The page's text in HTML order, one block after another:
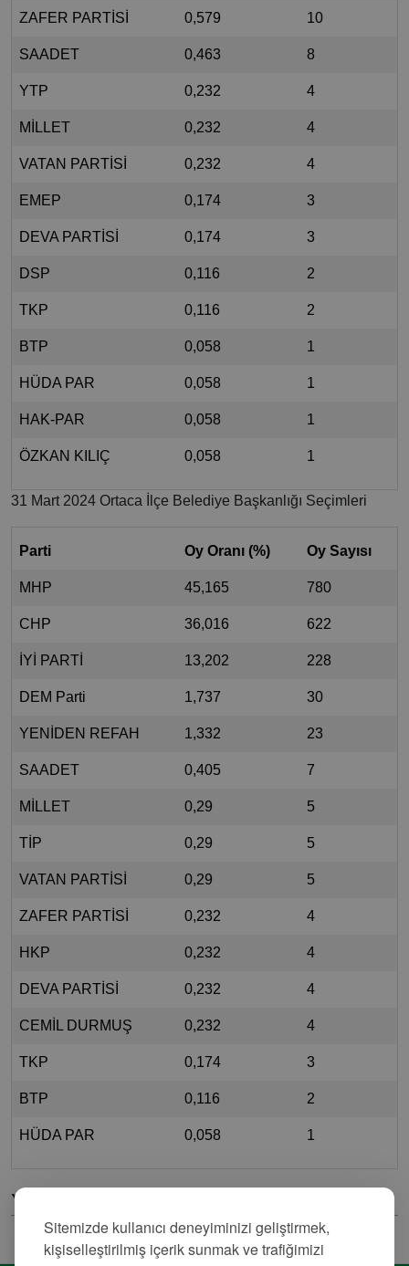
Sitemizde kullanıcı deneyiminizi geliştirmek,
kişiselleştirilmiş içerik sunmak ve trafiğimizi
ZAFER PARTİSİ 0,579 10
SAADET 0,463 8
YTP 0,232 4
MİLLET 0,232 4
VATAN PARTİSİ 0,232 4
EMEP 0,174 3
DEVA PARTİSİ 0,174 3
DSP 0,116 2
TKP 0,116 2
BTP 0,058 1
HÜDA PAR 0,058 1
HAK-PAR 0,058 1
ÖZKAN KILIÇ 0,058 1
31 Mart 2024 Ortaca İlçe Belediye Başkanlığı Seçimleri
Parti Oy Oranı (%) Oy Sayısı
MHP 45,165 780
CHP 36,016 622
İYİ PARTİ 13,202 228
DEM Parti 1,737 30
YENİDEN REFAH 1,332 23
SAADET 0,405 7
MİLLET 0,29 5
TİP 0,29 5
VATAN PARTİSİ 0,29 5
ZAFER PARTİSİ 0,232 4
HKP 0,232 4
DEVA PARTİSİ 0,232 4
CEMİL DURMUŞ 0,232 4
TKP 0,174 3
BTP 0,116 2
HÜDA PAR 0,058 1
Yorumlar